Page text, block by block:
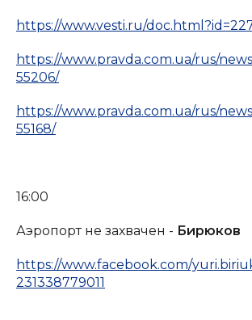
https://www.vesti.ru/
https://www.pravda.com.ua/rus/
55206/
https://www.pravda.com.ua/rus/
55168/
16:00
Аэропорт не захвачен - Бирюков
https://www.facebook.com/
231338779011